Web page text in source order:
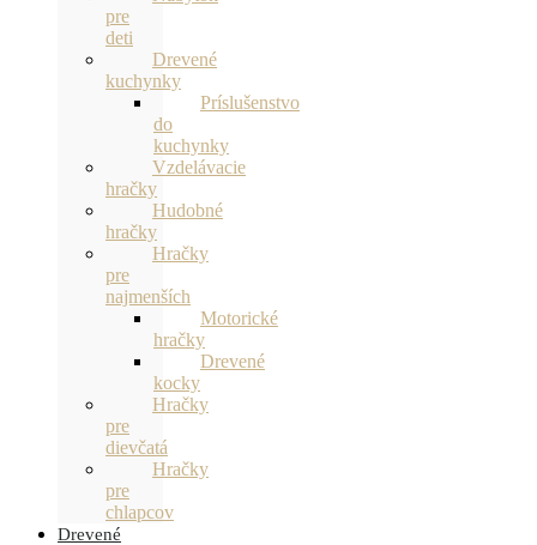
pre
deti
Drevené
kuchynky
Príslušenstvo
do
kuchynky
Vzdelávacie
hračky
Hudobné
hračky
Hračky
pre
najmenších
Motorické
hračky
Drevené
kocky
Hračky
pre
dievčatá
Hračky
pre
chlapcov
Drevené